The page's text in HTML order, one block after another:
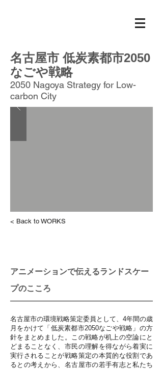
名古屋市 低炭素都市2050
なごや戦略
2050 Nagoya Strategy for Low-
carbon City
< Back to WORKS
アニメーションで伝えるランドスケー
プのこころ
名古屋市の環境戦略策定委員として、4年間の歳
月をかけて「低炭素都市2050なごや戦略」の方
針をまとめました。この戦略が机上の空論にと
どまることなく、市民の理解を得ながら着実に
実行されることが戦略策定の本質的な役割であ
るとの考えから、名古屋市の若手有志と私たち